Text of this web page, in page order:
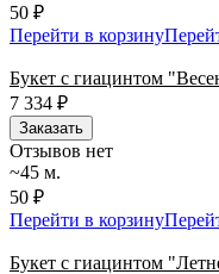
50 ₽
Перейти в корзину
Букет с гиацинтом
7 334 ₽
Заказать
Отзывов нет
~45 м.
50 ₽
Перейти в корзину
Букет с гиацинтом